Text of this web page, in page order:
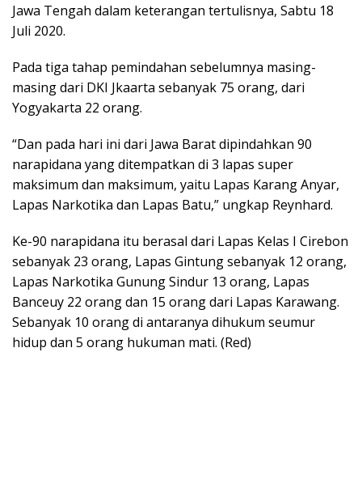
Jawa Tengah dalam keterangan tertulisnya, Sabtu 18
Juli 2020.
Pada tiga tahap pemindahan sebelumnya masing-
masing dari DKI Jkaarta sebanyak 75 orang, dari
Yogyakarta 22 orang.
“Dan pada hari ini dari Jawa Barat dipindahkan 90
narapidana yang ditempatkan di 3 lapas super
maksimum dan maksimum, yaitu Lapas Karang Anyar,
Lapas Narkotika dan Lapas Batu,” ungkap Reynhard.
Ke-90 narapidana itu berasal dari Lapas Kelas I Cirebon
sebanyak 23 orang, Lapas Gintung sebanyak 12 orang,
Lapas Narkotika Gunung Sindur 13 orang, Lapas
Banceuy 22 orang dan 15 orang dari Lapas Karawang.
Sebanyak 10 orang di antaranya dihukum seumur
hidup dan 5 orang hukuman mati. (Red)